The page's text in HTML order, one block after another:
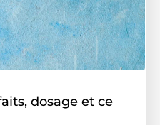
dosage et ce